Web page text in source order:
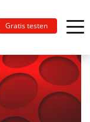
Gratis testen